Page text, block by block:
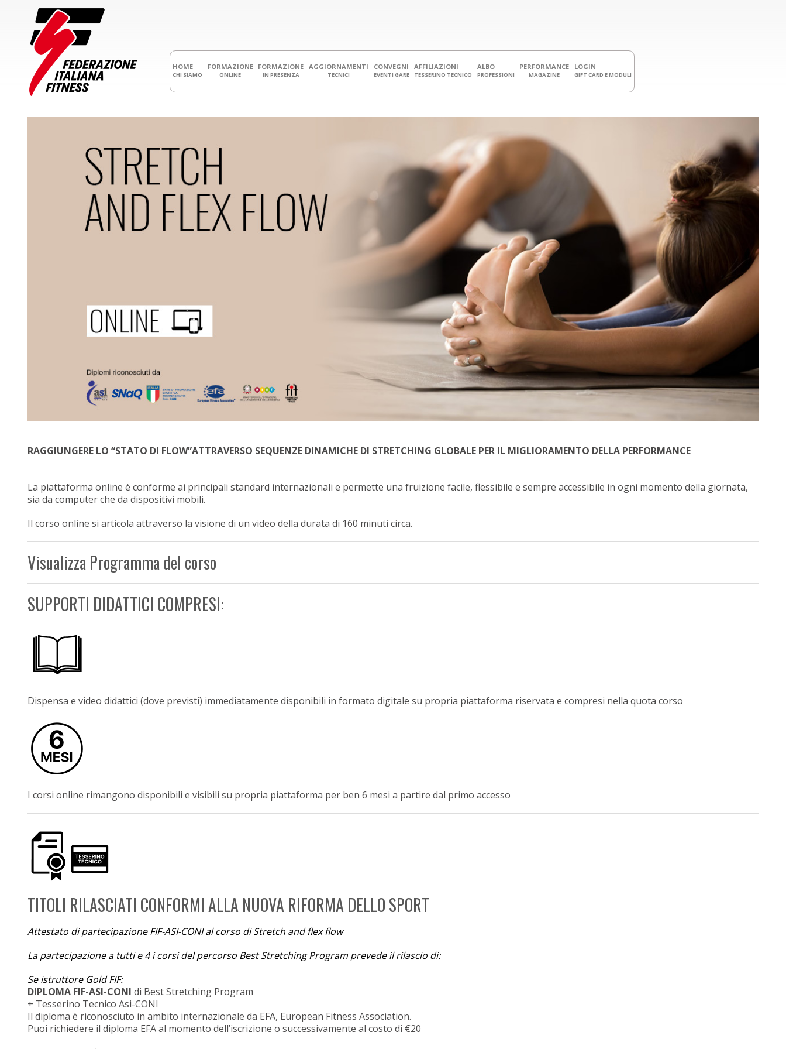
HOME
CHI SIAMO
FORMAZIONE
ONLINE
FORMAZIONE
IN PRESENZA
AGGIORNAMENTI
TECNICI
CONVEGNI
EVENTI GARE
AFFILIAZIONI
TESSERINO TECNICO
ALBO
PROFESSIONI
PERFORMANCE
MAGAZINE
LOGIN
GIFT CARD E MODULI
RAGGIUNGERE LO “STATO DI FLOW”ATTRAVERSO SEQUENZE DINAMICHE DI STRETCHING GLOBALE PER IL MIGLIORAMENTO DELLA PERFORMANCE
La piattaforma online è conforme ai principali standard internazionali e permette una fruizione facile, flessibile e sempre accessibile in ogni momento della giornata,
sia da computer che da dispositivi mobili.
Il corso online si articola attraverso la visione di un video della durata di 160 minuti circa.
Visualizza Programma del corso
SUPPORTI DIDATTICI COMPRESI:
Dispensa e video didattici (dove previsti) immediatamente disponibili in formato digitale su propria piattaforma riservata e compresi nella quota corso
I corsi online rimangono disponibili e visibili su propria piattaforma per ben 6 mesi a partire dal primo accesso
TITOLI RILASCIATI CONFORMI ALLA NUOVA RIFORMA DELLO SPORT
Attestato di partecipazione FIF-ASI-CONI al corso di Stretch and flex flow
La partecipazione a tutti e 4 i corsi del percorso Best Stretching Program prevede il rilascio di:
Se istruttore Gold FIF:
DIPLOMA FIF-ASI-CONI di Best Stretching Program
+ Tesserino Tecnico Asi-CONI
Il diploma è riconosciuto in ambito internazionale da EFA, European Fitness Association.
Puoi richiedere il diploma EFA al momento dell’iscrizione o successivamente al costo di €20